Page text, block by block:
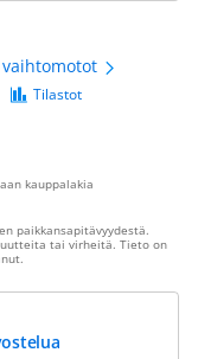
Tilastot
kauppalakia
paikkansapitävyydestä.
tai virheitä. Tieto on